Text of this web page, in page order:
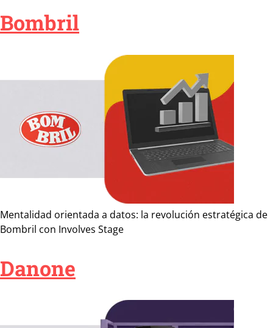
Bombril
Mentalidad orientada a datos: la revolución estratégica de
Bombril con Involves Stage
Danone